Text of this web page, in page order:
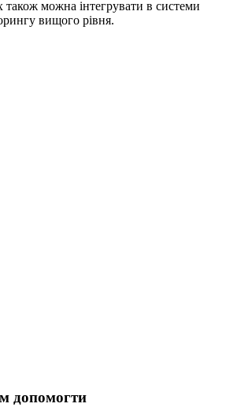
також можна інтегрувати в системи
вищого рівня.
допомогти